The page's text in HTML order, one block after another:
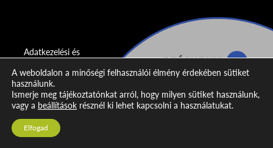
Adatkezelési és
nyilatkozat
Impresszum
Kapcsolat
A weboldalon a minőségi felhasználói élmény érdekében sütiket
használunk.
Ismerje meg tájékoztatónkat arról, hogy milyen sütiket használunk,
vagy a beállítások résznél ki lehet kapcsolni a használatukat.
Elfogad